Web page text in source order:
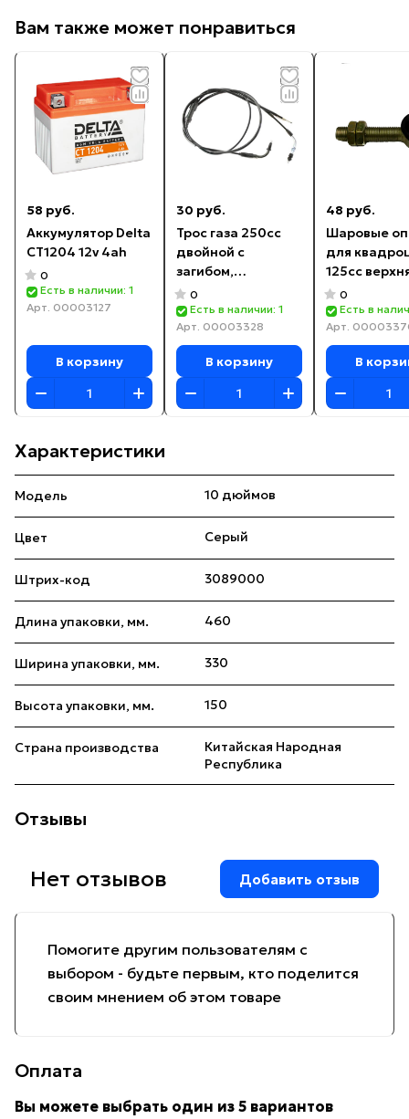
Вам также может понравиться
58 руб.
Аккумулятор Delta
CT1204 12v 4ah
0
Есть в наличии: 1
Арт. 00003127
В корзину
30 руб.
Трос газа 250cc
двойной с
загибом,
карбюратор с
ускорителем
0
Есть в наличии: 1
Арт. 00003328
В корзину
48 руб.
Шаровые
для
125cc
0
Есть в
Арт.
В
Характеристики
Модель 10 дюймов
Цвет Серый
Штрих-код 3089000
Длина упаковки, мм. 460
Ширина упаковки, мм. 330
Высота упаковки, мм. 150
Страна производства
Китайская Народная
Республика
Отзывы
Помогите другим пользователям с
выбором - будьте первым, кто поделится
своим мнением об этом товаре
Нет отзывов Добавить отзыв
Оплата
Вы можете выбрать один из 5 вариантов